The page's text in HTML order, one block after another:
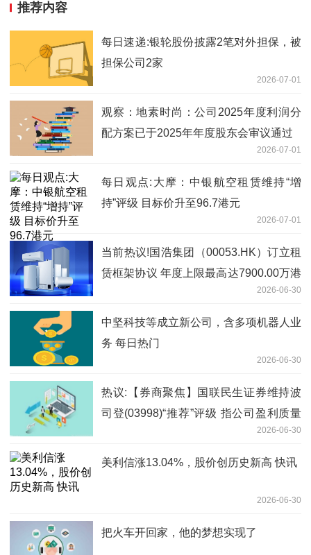
推荐内容
每日速递:银轮股份披露2笔对外担保，被
担保公司2家
2026-07-01
观察：地素时尚：公司2025年度利润分
配方案已于2025年年度股东会审议通过
2026-07-01
每日观点:大摩：中银航空租赁维持“增
持”评级 目标价升至96.7港元
2026-07-01
当前热议!国浩集团（00053.HK）订立租
赁框架协议 年度上限最高达7900.00万港
2026-06-30
中坚科技等成立新公司，含多项机器人业
务 每日热门
2026-06-30
热议:【券商聚焦】国联民生证券维持波
司登(03998)“推荐”评级 指公司盈利质量
2026-06-30
美利信涨13.04%，股价创历史新高 快讯
2026-06-30
把火车开回家，他的梦想实现了